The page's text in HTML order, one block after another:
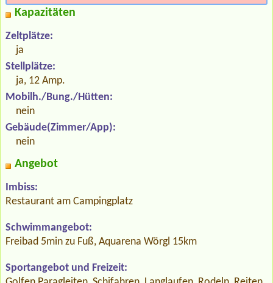
Kapazitäten
Zeltplätze:
ja
Stellplätze:
ja, 12 Amp.
Mobilh./Bung./Hütten:
nein
Gebäude(Zimmer/App):
nein
Angebot
Imbiss:
Restaurant am Campingplatz
Schwimmangebot:
Freibad 5min zu Fuß, Aquarena Wörgl 15km
Sportangebot und Freizeit: